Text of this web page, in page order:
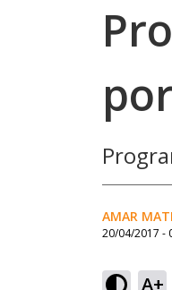
AMAR
20/04/2017 -
A+